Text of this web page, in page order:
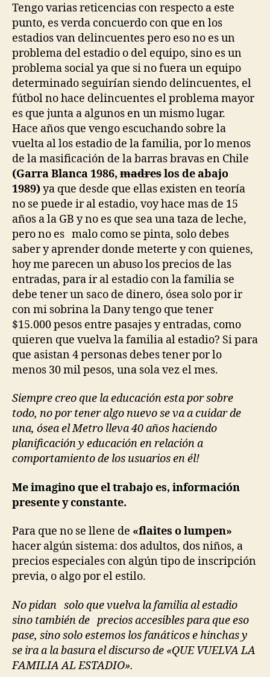
Tengo varias reticencias con respecto a este
punto, es verda concuerdo con que en los
estadios van delincuentes pero eso no es un
problema del estadio o del equipo, sino es un
problema social ya que si no fuera un equipo
determinado seguirían siendo delincuentes, el
fútbol no hace delincuentes el problema mayor
es que junta a algunos en un mismo lugar.
Hace años que vengo escuchando sobre la
vuelta al los estadio de la familia, por lo menos
de la masificación de la barras bravas en Chile
(Garra Blanca 1986, madreslos de abajo
1989)ya que desde que ellas existen en teoría
no se puede ir al estadio, voy hace mas de 15
años a la GB y no es que sea una taza de leche,
pero no es malo como se pinta, solo debes
saber y aprender donde meterte y con quienes,
hoy me parecen un abuso los precios de las
entradas, para ir al estadio con la familia se
debe tener un saco de dinero, ósea solo por ir
con mi sobrina la Dany tengo que tener
$15.000 pesos entre pasajes y entradas, como
quieren que vuelva la familia al estadio? Si para
que asistan 4 personas debes tener por lo
menos 30 mil pesos, una sola vez el mes.
Siempre creo que la educación esta por sobre
todo, no por tener algo nuevo se va a cuidar de
una, ósea el Metro lleva 40 años haciendo
planificación y educación en relación a
comportamiento de los usuarios en él!
Me imagino que el trabajo es, información
presente y constante.
Para que no se llene de «flaites o lumpen»
hacer algún sistema: dos adultos, dos niños, a
precios especiales con algún tipo de inscripción
previa, o algo por el estilo.
No pidan solo que vuelva la familia al estadio
sino también de precios accesibles para queeso
pase, sino solo estemos los fanáticos e hinchas y
se ira a la basura el discurso de «QUE VUELVA LA
FAMILIA AL ESTADIO».